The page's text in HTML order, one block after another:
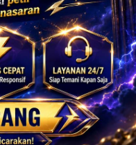
4 Wait Time